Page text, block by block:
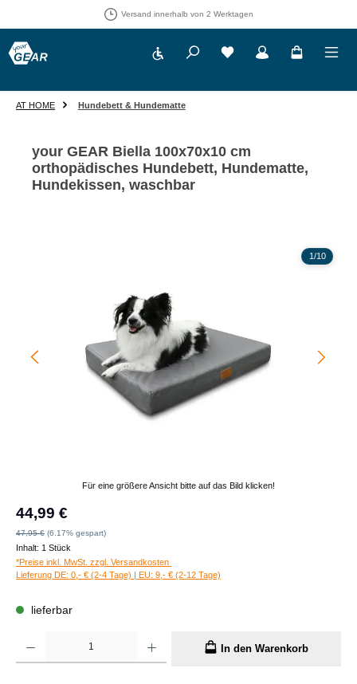
Versand innerhalb von 2 Werktagen
Werkzeugleiste anzeigenDu hast 0 Produkte auf
AT HOME Hundebett & Hundematte
your GEAR Biella 100x70x10 cm
orthopädisches Hundebett, Hundematte,
Hundekissen, waschbar
Für eine größere Ansicht bitte auf das Bild klicken!
1/10
Verkaufspreis:
44,99 €
Regulärer Preis:
47,95 € (6.17% gespart)
Inhalt: 1 Stück
*Preise inkl. MwSt. zzgl. Versandkosten
Lieferung DE: 0,- € (2-4 Tage) | EU: 9,- € (2-12 Tage)
lieferbar
In den Warenkorb